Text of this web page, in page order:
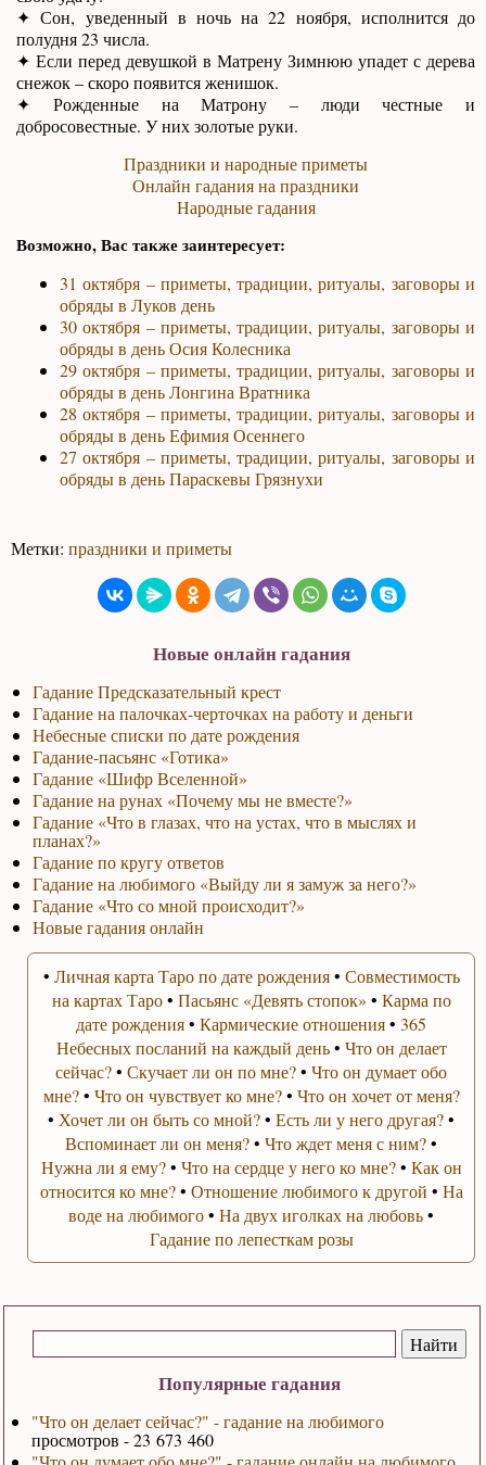
Популярные гадания
"Что он делает сейчас?" - гадание на любимого
просмотров - 23 673 460
✦ Сон, уведенный в ночь на 22 ноября, исполнится до
полудня 23 числа.
✦ Если перед девушкой в Матрену Зимнюю упадет с дерева
снежок – скоро появится женишок.
✦ Рожденные на Матрону – люди честные и
добросовестные. У них золотые руки.
Праздники и народные приметы
Онлайн гадания на праздники
Народные гадания
Возможно, Вас также заинтересует:
31 октября – приметы, традиции, ритуалы, заговоры и
обряды в Луков день
30 октября – приметы, традиции, ритуалы, заговоры и
обряды в день Осия Колесника
29 октября – приметы, традиции, ритуалы, заговоры и
обряды в день Лонгина Вратника
28 октября – приметы, традиции, ритуалы, заговоры и
обряды в день Ефимия Осеннего
27 октября – приметы, традиции, ритуалы, заговоры и
обряды в день Параскевы Грязнухи
Метки:праздники и приметы
Новые онлайн гадания
Гадание Предсказательный крест
Гадание на палочках-черточках на работу и деньги
Небесные списки по дате рождения
Гадание-пасьянс «Готика»
Гадание «Шифр Вселенной»
Гадание на рунах «Почему мы не вместе?»
Гадание «Что в глазах, что на устах, что в мыслях и
планах?»
Гадание по кругу ответов
Гадание на любимого «Выйду ли я замуж за него?»
Гадание «Что со мной происходит?»
Новые гадания онлайн
• Личная карта Таро по дате рождения• Совместимость
на картах Таро• Пасьянс «Девять стопок» • Карма по
дате рождения•Кармические отношения•365
Небесных посланий на каждый день• Что он делает
сейчас?•Скучает ли он по мне?•Что он думает обо
мне?• Что он чувствует ко мне?• Что он хочет от меня?
• Хочет ли он быть со мной?•Есть ли у него другая?•
Вспоминает ли он меня?•Что ждет меня с ним?•
Нужна ли я ему?• Что на сердце у него ко мне?• Как он
относится ко мне?• Отношение любимого к другой • На
воде на любимого•На двух иголках на любовь•
Гадание по лепесткам розы